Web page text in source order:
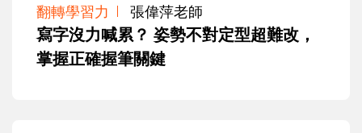
翻轉學習力 張偉萍老師
寫字沒力喊累？ 姿勢不對定型超難改，
掌握正確握筆關鍵